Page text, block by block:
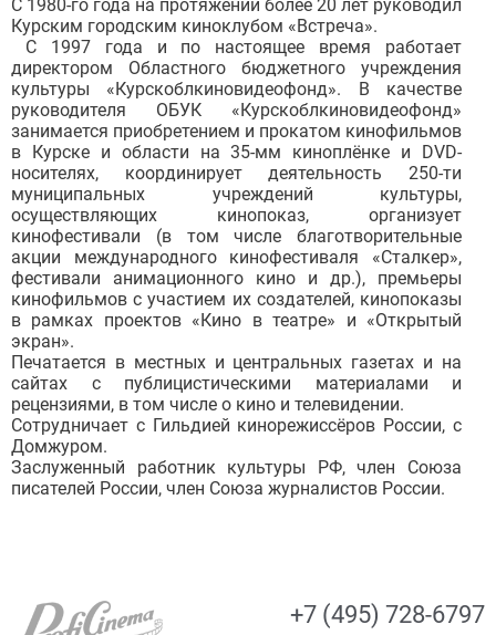
С 1980-го года на протяжении более 20 лет руководил
Курским городским киноклубом «Встреча».
С 1997 года и по настоящее время работает
директором Областного бюджетного учреждения
культуры «Курскоблкиновидеофонд». В качестве
руководителя ОБУК «Курскоблкиновидеофонд»
занимается приобретением и прокатом кинофильмов
в Курске и области на 35-мм киноплёнке и DVD-
носителях, координирует деятельность 250-ти
муниципальных учреждений культуры,
осуществляющих кинопоказ, организует
кинофестивали (в том числе благотворительные
акции международного кинофестиваля «Сталкер»,
фестивали анимационного кино и др.), премьеры
кинофильмов с участием их создателей, кинопоказы
в рамках проектов «Кино в театре» и «Открытый
экран».
Печатается в местных и центральных газетах и на
сайтах с публицистическими материалами и
рецензиями, в том числе о кино и телевидении.
Сотрудничает с Гильдией кинорежиссёров России, с
Домжуром.
Заслуженный работник культуры РФ, член Союза
писателей России, член Союза журналистов России.
+7 (495) 728-6797